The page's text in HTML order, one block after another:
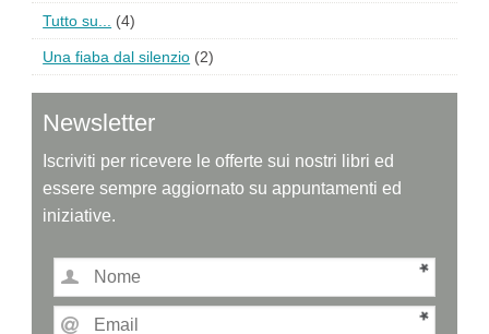
Tutto su... (4)
Una fiaba dal silenzio (2)
Newsletter
Iscriviti per ricevere le offerte sui nostri libri ed
essere sempre aggiornato su appuntamenti ed
iniziative.